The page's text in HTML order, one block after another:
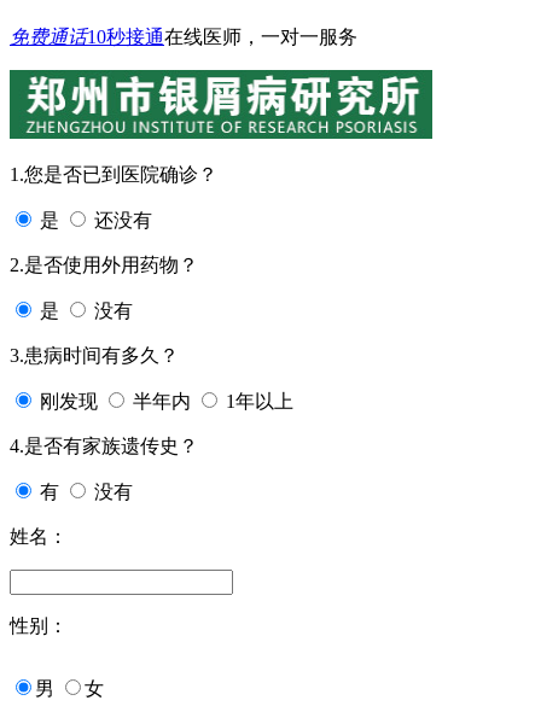
免费通话10秒接通在线医师，一对一服务
1.您是否已到医院确诊？
是 还没有
2.是否使用外用药物？
是 没有
3.患病时间有多久？
刚发现 半年内 1年以上
4.是否有家族遗传史？
有 没有
姓名：
性别：
男 女